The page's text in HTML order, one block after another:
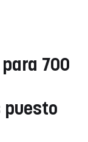
700
puesto